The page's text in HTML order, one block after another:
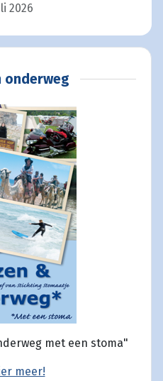
2026
onderweg
met een stoma"
meer!